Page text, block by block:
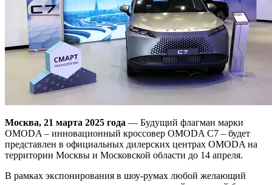
Москва, 21 марта 2025 года — Будущий флагман марки
OMODA – инновационный кроссовер OMODA C7 – будет
представлен в официальных дилерских центрах OMODA на
территории Москвы и Московской области до 14 апреля.
В рамках экспонирования в шоу-румах любой желающий